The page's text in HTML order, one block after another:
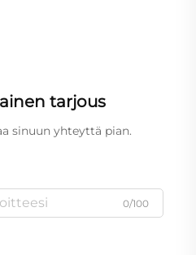
tarjous
sinuun yhteyttä pian.
0/100